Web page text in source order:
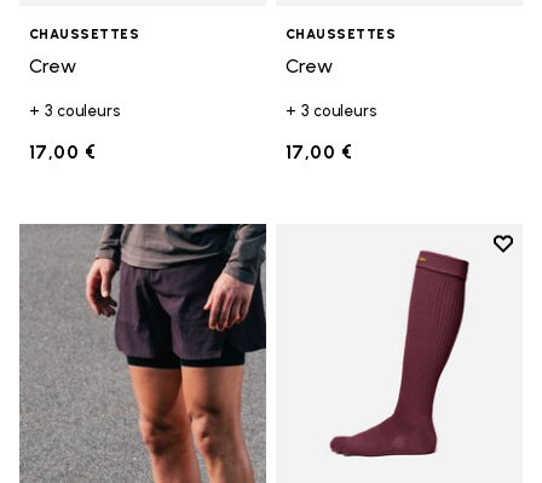
CHAUSSETTES
Crew
+ 3 couleurs
17,00 €
CHAUSSETTES
Crew
+ 3 couleurs
17,00 €
Add